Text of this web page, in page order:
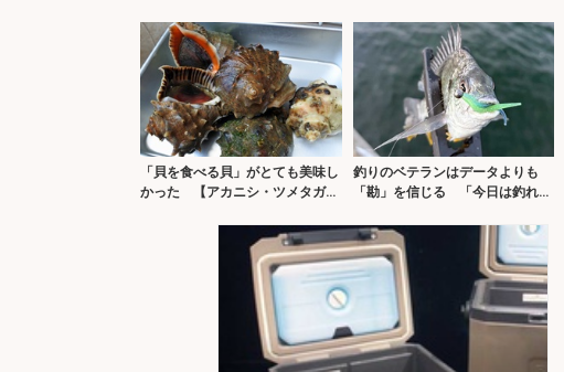
「貝を食べる貝」がとても美味し
かった 【アカニシ・ツメタガ
釣りのベテランはデータよりも
「勘」を信じる 「今日は釣れそ